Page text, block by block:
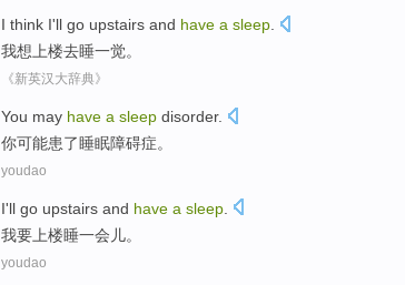
I think I'll go upstairs and have a sleep
我想 上楼去睡一觉。
《新英汉大辞典》
You may have a sleep disorder.
你可能患了睡眠障碍症。
youdao
I'll go upstairs and have a sleep
我要 上楼睡一会儿。
youdao